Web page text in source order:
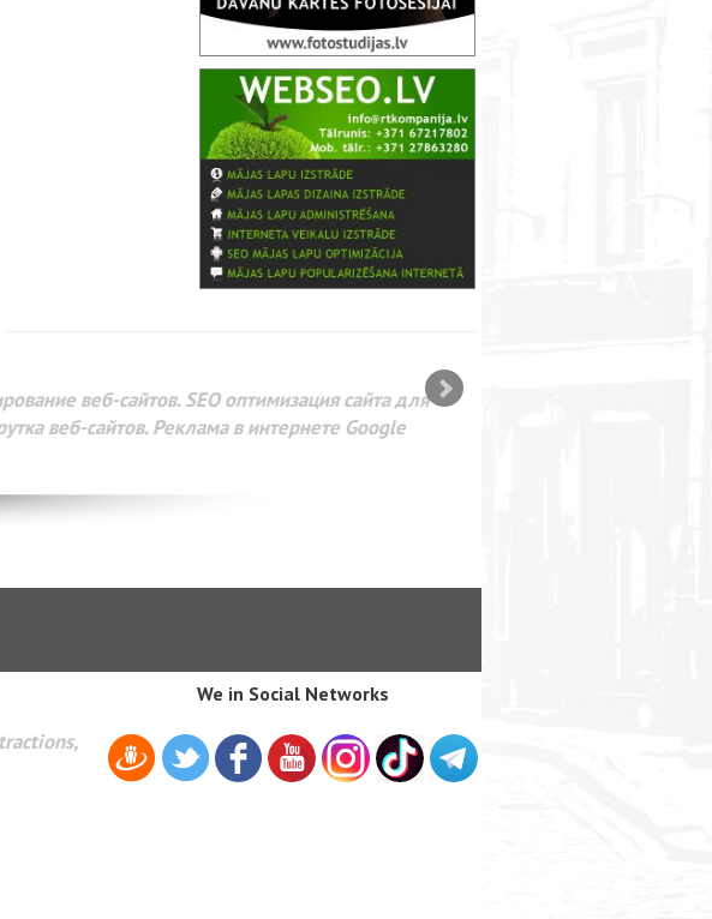
веб-сайтов. SEO оптимизация сайта для
веб-сайтов. Реклама в интернете Google
We in Social Networks